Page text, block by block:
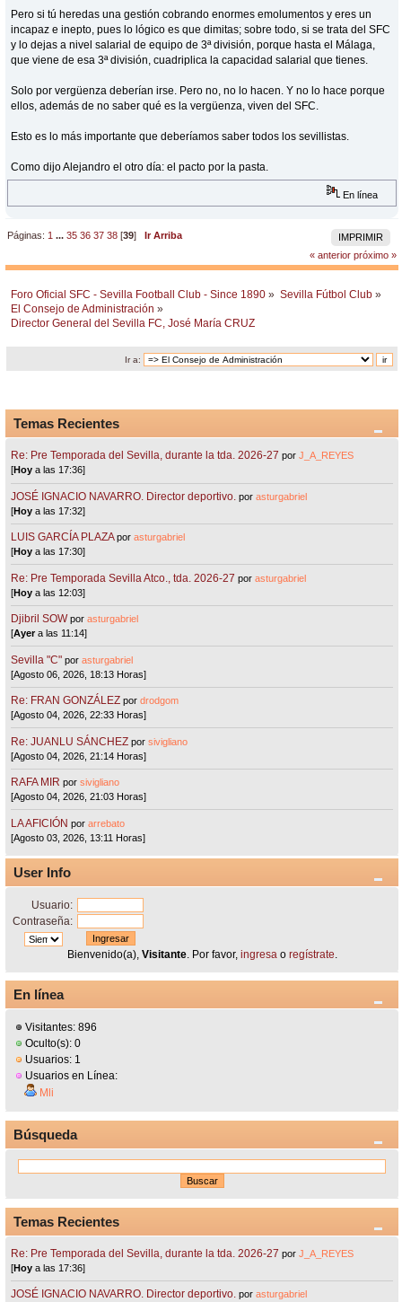
Pero si tú heredas una gestión cobrando enormes emolumentos y eres un
incapaz e inepto, pues lo lógico es que dimitas; sobre todo, si se trata del SFC
y lo dejas a nivel salarial de equipo de 3ª división, porque hasta el Málaga,
que viene de esa 3ª división, cuadriplica la capacidad salarial que tienes.
Solo por vergüenza deberían irse. Pero no, no lo hacen. Y no lo hace porque
ellos, además de no saber qué es la vergüenza, viven del SFC.
Esto es lo más importante que deberíamos saber todos los sevillistas.
Como dijo Alejandro el otro día: el pacto por la pasta.
En línea
IMPRIMIR
Páginas: 1 ...35 36 37 38 [39]
Ir Arriba
« anterior próximo »
Foro Oficial SFC - Sevilla Football Club - Since 1890 » Sevilla Fútbol Club »
El Consejo de Administración »
Director General del Sevilla FC, José María CRUZ
Ir a:
Temas Recientes
Re: Pre Temporada del Sevilla, durante la tda. 2026-27 porJ_A_REYES
[Hoy a las 17:36]
JOSÉ IGNACIO NAVARRO. Director deportivo. porasturgabriel
[Hoy a las 17:32]
LUIS GARCÍA PLAZA porasturgabriel
[Hoy a las 17:30]
Re: Pre Temporada Sevilla Atco., tda. 2026-27 porasturgabriel
[Hoy a las 12:03]
Djibril SOW porasturgabriel
[Ayera las 11:14]
Sevilla "C"porasturgabriel
[Agosto 06, 2026, 18:13 Horas]
Re: FRAN GONZÁLEZ pordrodgom
[Agosto 04, 2026, 22:33 Horas]
Re: JUANLU SÁNCHEZ porsivigliano
[Agosto 04, 2026, 21:14 Horas]
RAFA MIR porsivigliano
[Agosto 04, 2026, 21:03 Horas]
LA AFICIÓN porarrebato
[Agosto 03, 2026, 13:11 Horas]
User Info
Usuario:
Contraseña:
Bienvenido(a), Visitante. Por favor, ingresa o regístrate
En línea
Visitantes: 896
Oculto(s): 0
Usuarios: 1
Usuarios en Línea:
Mli
Búsqueda
Temas Recientes
Re: Pre Temporada del Sevilla, durante la tda. 2026-27 porJ_A_REYES
[Hoy a las 17:36]
JOSÉ IGNACIO NAVARRO. Director deportivo. porasturgabriel